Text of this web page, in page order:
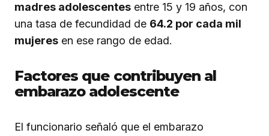
madres adolescentes entre 15 y 19 años, con
una tasa de fecundidad de 64.2 por cada mil
mujeres en ese rango de edad.
Factores que contribuyen al
embarazo adolescente
El funcionario señaló que el embarazo